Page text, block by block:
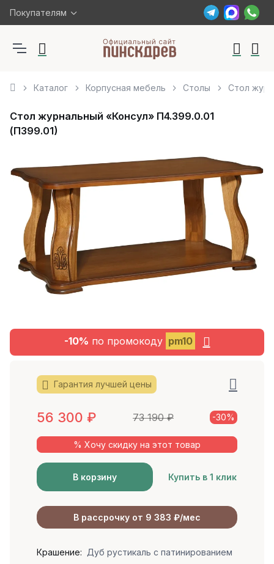
Покупателям
Каталог Корпусная мебель Столы Стол
Стол журнальный «Консул» П4.399.0.01
(П399.01)
-10% по промокоду pm10
Гарантия лучшей цены
56 300 ₽ 73 190₽ -30%
% Хочу скидку на этот товар
В корзину Купить в 1 клик
В рассрочку от 9 383 ₽/мес
Крашение: Дуб рустикаль с патинированием